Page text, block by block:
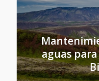
aguas para